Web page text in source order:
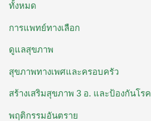
ทั้งหมด
การแพทย์ทางเลือก
ดูแลสุขภาพ
สุขภาพทางเพศและครอบครัว
สร้างเสริมสุขภาพ 3 อ. ​และป้องกันโรค
พฤติกรรมอันตราย